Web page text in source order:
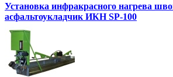
Установка инфракрасного нагрева
асфальтоукладчик ИКН SP-100